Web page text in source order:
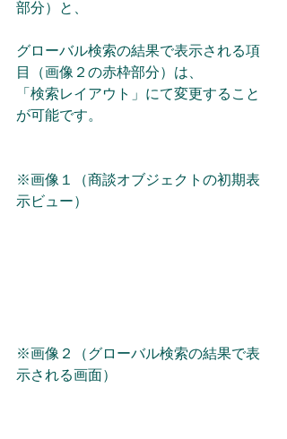
部分）と、
グローバル検索の結果で表示される項
目（画像２の赤枠部分）は、
「検索レイアウト」にて変更すること
が可能です。
※画像１（商談オブジェクトの初期表
示ビュー）
※画像２（グローバル検索の結果で表
示される画面）